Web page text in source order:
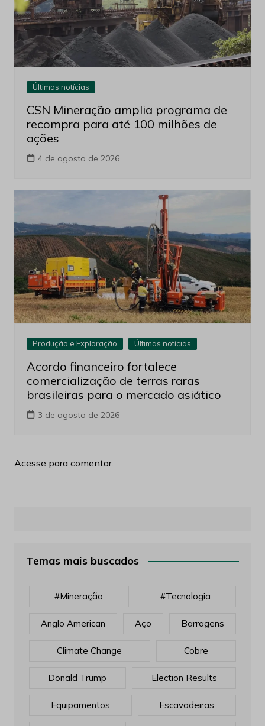
Últimas notícias
CSN Mineração amplia programa de
recompra para até 100 milhões de
ações
4 de agosto de 2026
Produção e Exploração Últimas notícias
Acordo financeiro fortalece
comercialização de terras raras
brasileiras para o mercado asiático
3 de agosto de 2026
Acesse para comentar.
Temas mais buscados
#mineração #tecnologia
Anglo American Aço Barragens
Climate Change Cobre
Donald Trump Election Results
Equipamentos Escavadeiras